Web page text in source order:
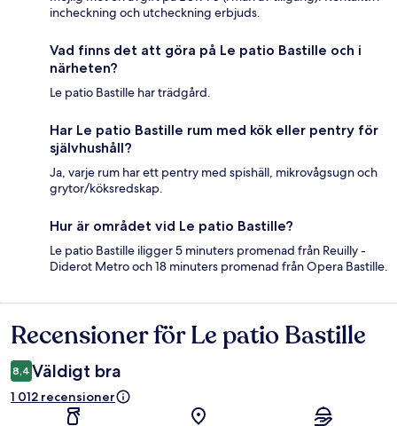
incheckning och utcheckning erbjuds.
Vad finns det att göra på Le patio Bastille och i
närheten?
Le patio Bastille har trädgård.
Har Le patio Bastille rum med kök eller pentry för
självhushåll?
Ja, varje rum har ett pentry med spishäll, mikrovågsugn och
grytor/köksredskap.
Hur är området vid Le patio Bastille?
Le patio Bastille iligger 5 minuters promenad från Reuilly -
Diderot Metro och 18 minuters promenad från Opera Bastille.
Recensioner
Recensioner för Le patio Bastille
8,4 Väldigt bra
1 012 recensioner